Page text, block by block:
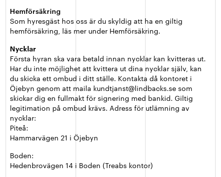
Hemförsäkring
Som hyresgäst hos oss är du skyldig att ha en giltig
hemförsäkring, läs mer under Hemförsäkring.
Nycklar
Första hyran ska vara betald innan nycklar kan kvitteras ut.
Har du inte möjlighet att kvittera ut dina nycklar själv, kan
du skicka ett ombud i ditt ställe. Kontakta då kontoret i
Öjebyn genom att maila kundtjanst@lindbacks.se som
skickar dig en fullmakt för signering med bankid. Giltig
legitimation på ombud krävs. Adress för utlämning av
nycklar:
Piteå:
Hammarvägen 21 i Öjebyn
Boden:
Hedenbrovägen 14 i Boden (Treabs kontor)